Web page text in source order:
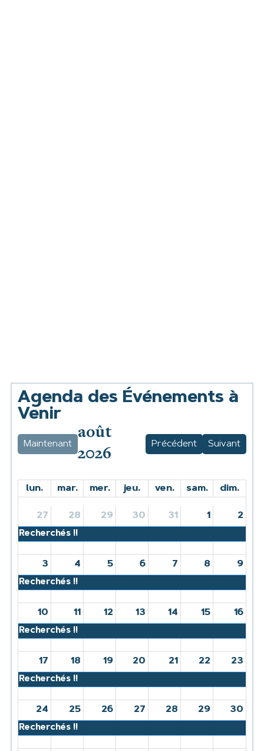
Agenda des Événements à
Venir
Maintenant
août
2026
Précédent Suivant
lun. mar. mer. jeu. ven. sam. dim.
27
Recherchés !!
28 29 30 31 1 2
3
Recherchés !!
4 5 6 7 8 9
10
Recherchés !!
11 12 13 14 15 16
17
Recherchés !!
18 19 20 21 22 23
24
Recherchés !!
25 26 27 28 29 30